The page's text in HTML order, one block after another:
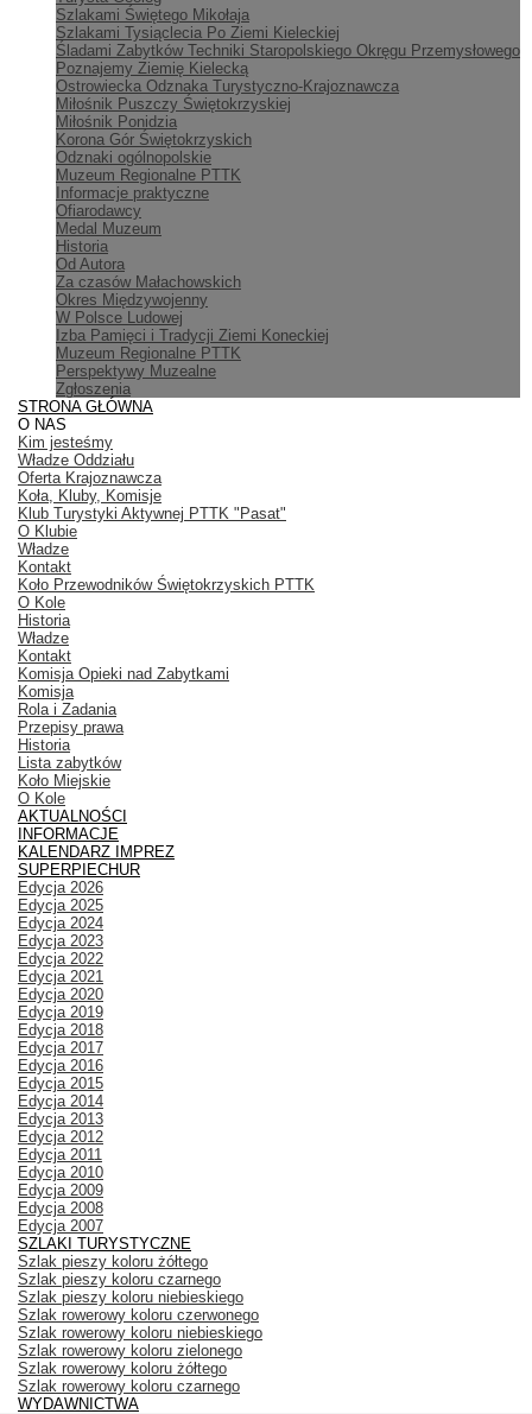
Szlakami Świętego Mikołaja
Szlakami Tysiąclecia Po Ziemi Kieleckiej
Śladami Zabytków Techniki Staropolskiego Okręgu Przemysłowego
Poznajemy Ziemię Kielecką
Ostrowiecka Odznaka Turystyczno-Krajoznawcza
Miłośnik Puszczy Świętokrzyskiej
Miłośnik Ponidzia
Korona Gór Świętokrzyskich
Odznaki ogólnopolskie
Muzeum Regionalne PTTK
Informacje praktyczne
Ofiarodawcy
Medal Muzeum
Historia
Od Autora
Za czasów Małachowskich
Okres Międzywojenny
W Polsce Ludowej
Izba Pamięci i Tradycji Ziemi Koneckiej
Muzeum Regionalne PTTK
Perspektywy Muzealne
Zgłoszenia
STRONA GŁÓWNA
O NAS
Kim jesteśmy
Władze Oddziału
Oferta Krajoznawcza
Koła, Kluby, Komisje
Klub Turystyki Aktywnej PTTK "Pasat"
O Klubie
Władze
Kontakt
Koło Przewodników Świętokrzyskich PTTK
O Kole
Historia
Władze
Kontakt
Komisja Opieki nad Zabytkami
Komisja
Rola i Zadania
Przepisy prawa
Historia
Lista zabytków
Koło Miejskie
O Kole
AKTUALNOŚCI
INFORMACJE
KALENDARZ IMPREZ
SUPERPIECHUR
Edycja 2026
Edycja 2025
Edycja 2024
Edycja 2023
Edycja 2022
Edycja 2021
Edycja 2020
Edycja 2019
Edycja 2018
Edycja 2017
Edycja 2016
Edycja 2015
Edycja 2014
Edycja 2013
Edycja 2012
Edycja 2011
Edycja 2010
Edycja 2009
Edycja 2008
Edycja 2007
SZLAKI TURYSTYCZNE
Szlak pieszy koloru żółtego
Szlak pieszy koloru czarnego
Szlak pieszy koloru niebieskiego
Szlak rowerowy koloru czerwonego
Szlak rowerowy koloru niebieskiego
Szlak rowerowy koloru zielonego
Szlak rowerowy koloru żółtego
Szlak rowerowy koloru czarnego
WYDAWNICTWA